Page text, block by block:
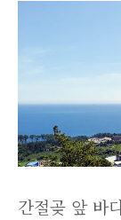
간절곶 앞 바